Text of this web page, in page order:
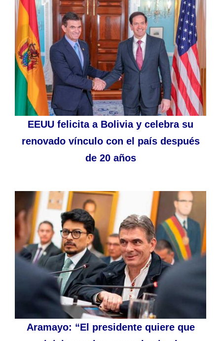
EEUU felicita a Bolivia y celebra su
renovado vínculo con el país después
de 20 años
Aramayo: “El presidente quiere que